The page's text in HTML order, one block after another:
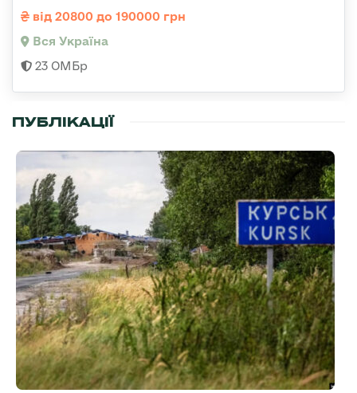
від 20800 до 190000 грн
Вся Україна
23 ОМБр
ПУБЛІКАЦІЇ